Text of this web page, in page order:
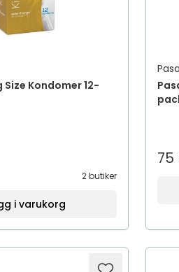
Size Kondomer 12-
2 butiker
i varukorg
75